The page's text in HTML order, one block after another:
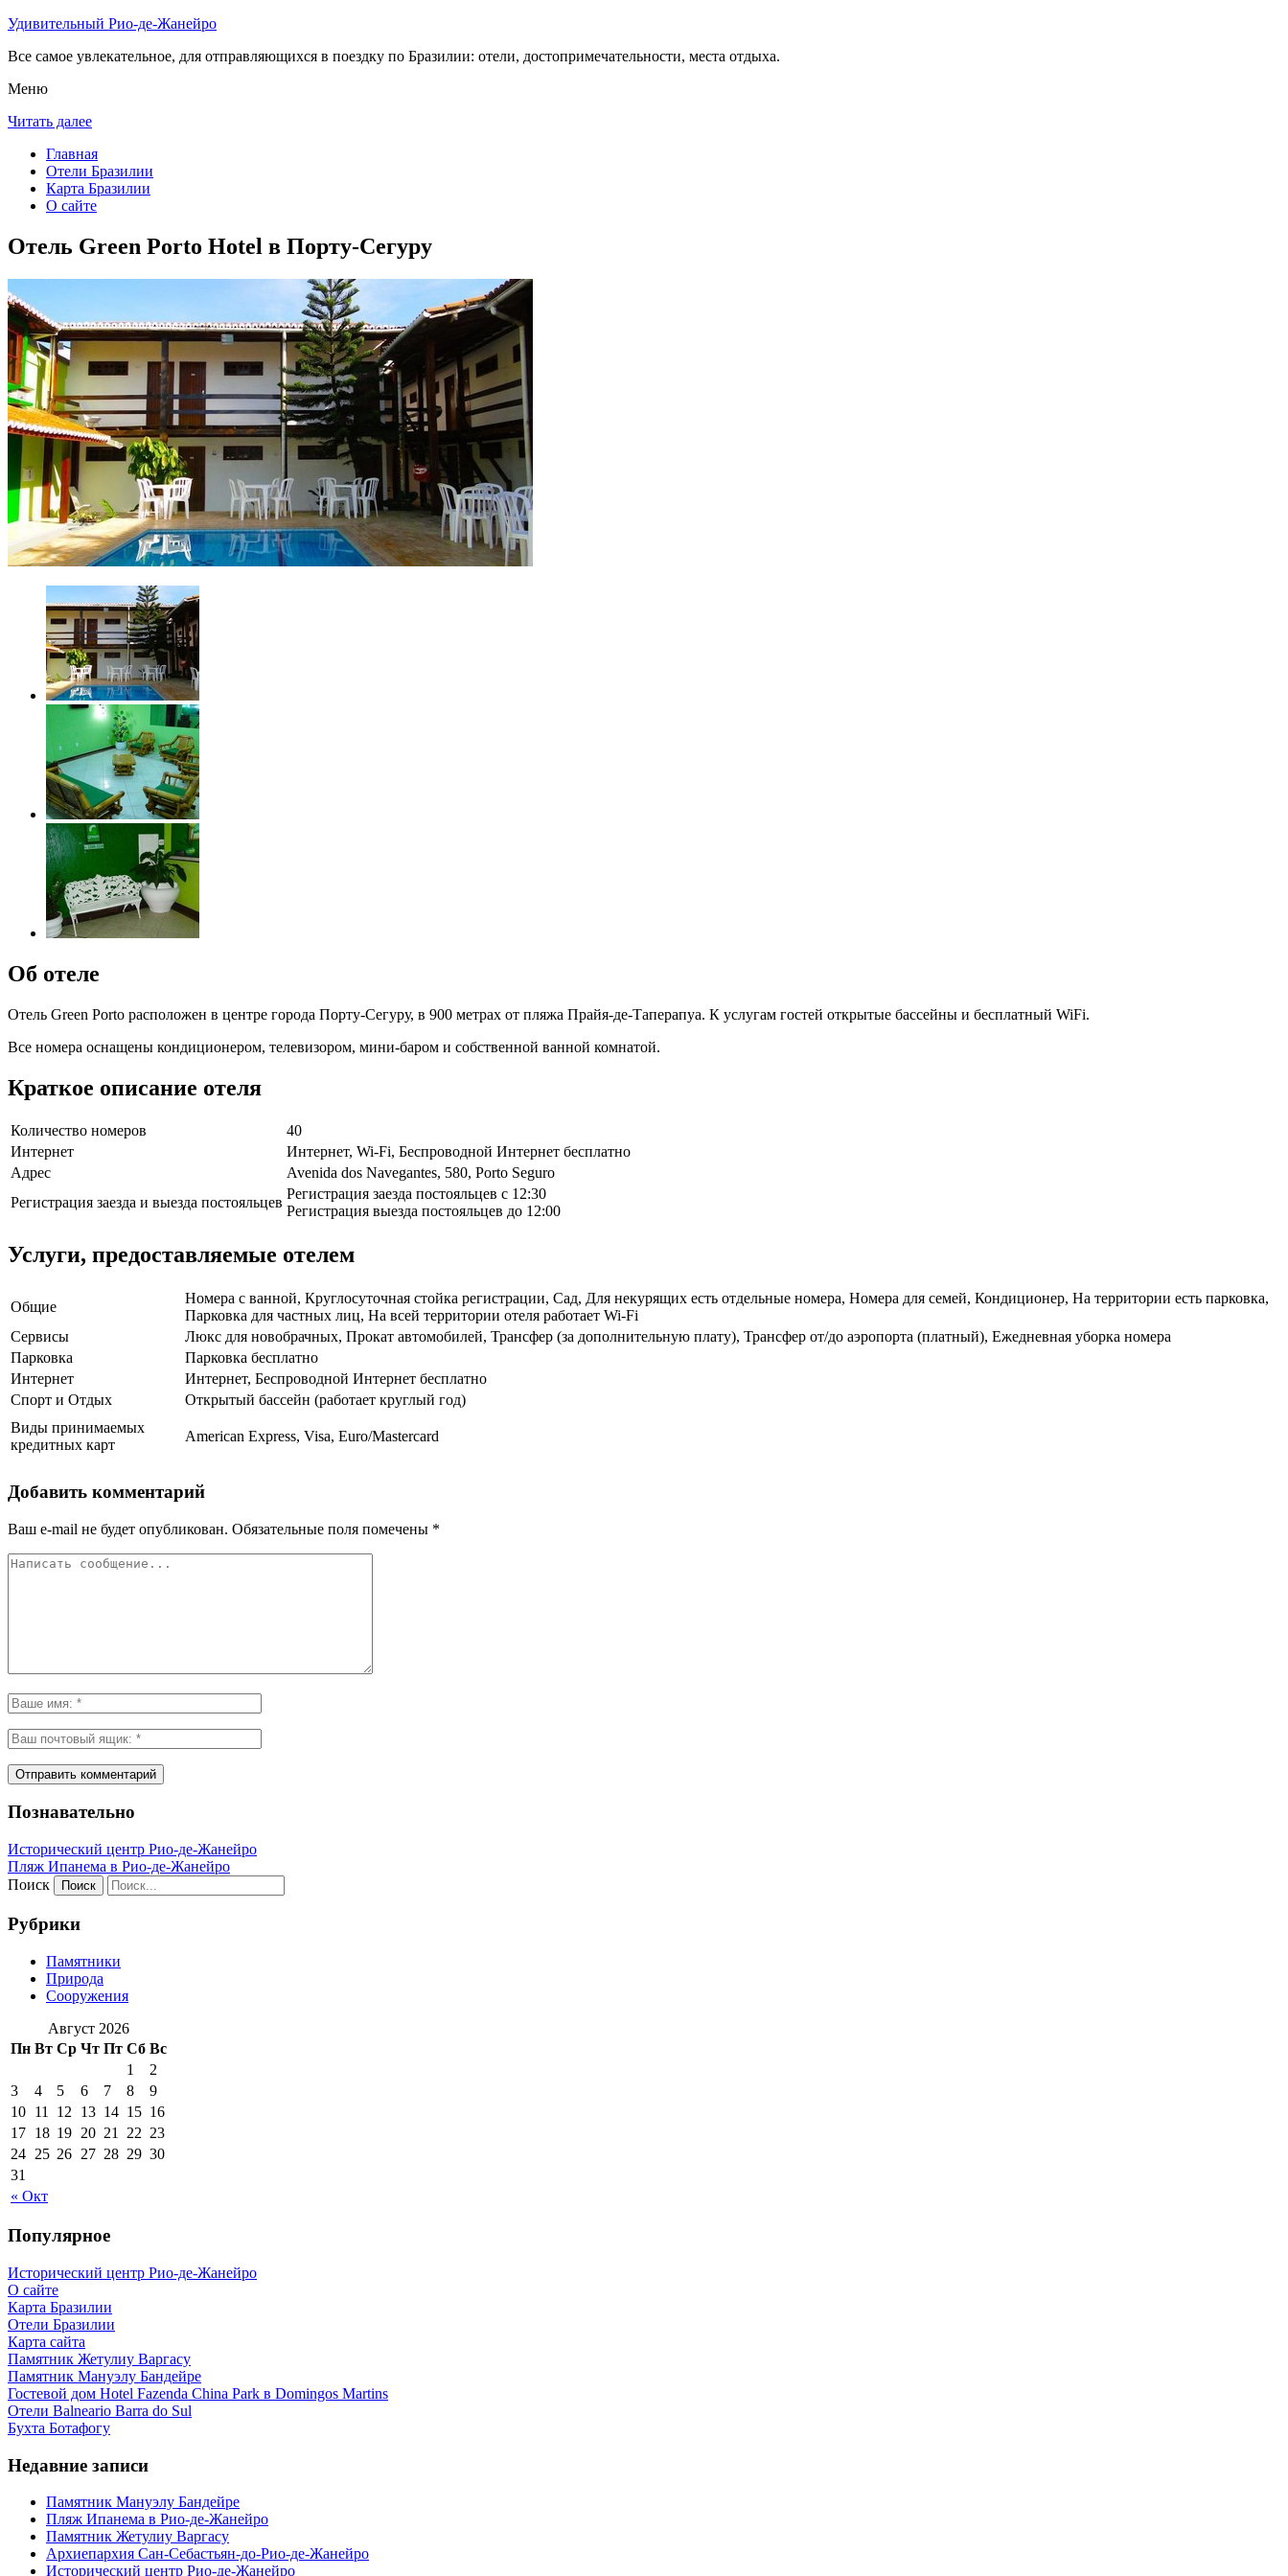
Удивительный Рио-де-Жанейро
Все самое увлекательное, для отправляющихся в поездку по Бразилии: отели, достопримечательности, места отдыха.
Меню
Читать далее
Главная
Отели Бразилии
Карта Бразилии
О сайте
Отель Green Porto Hotel в Порту-Сегуру
Об отеле
Отель Green Porto расположен в центре города Порту-Сегуру, в 900 метрах от пляжа Прайя-де-Таперапуа. К услугам гостей открытые бассейны и бесплатный WiFi.
Все номера оснащены кондиционером, телевизором, мини-баром и собственной ванной комнатой.
Краткое описание отеля
Количество номеров
40
Интернет
Интернет, Wi-Fi, Беспроводной Интернет бесплатно
Адрес
Avenida dos Navegantes, 580, Porto Seguro
Регистрация заезда и выезда постояльцев
Регистрация заезда постояльцев с 12:30
Регистрация выезда постояльцев до 12:00
Услуги, предоставляемые отелем
Общие
Номера с ванной, Круглосуточная стойка регистрации, Сад, Для некурящих есть отдельные номера, Номера для семей, Кондиционер, На территории есть парковка,
Парковка для частных лиц, На всей территории отеля работает Wi-Fi
Сервисы
Люкс для новобрачных, Прокат автомобилей, Трансфер (за дополнительную плату), Трансфер от/до аэропорта (платный), Ежедневная уборка номера
Парковка
Парковка бесплатно
Интернет
Интернет, Беспроводной Интернет бесплатно
Спорт и Отдых
Открытый бассейн (работает круглый год)
Виды принимаемых
кредитных карт
American Express, Visa, Euro/Mastercard
Добавить комментарий
Ваш e-mail не будет опубликован. Обязательные поля помечены *
Познавательно
Исторический центр Рио-де-Жанейро
Пляж Ипанема в Рио-де-Жанейро
Поиск
Рубрики
Памятники
Природа
Сооружения
Август 2026
Пн Вт Ср Чт Пт Сб Вс
« Окт
1
2
3
4 5 6 7 8
9
10 11 12 13 14 15 16
17 18 19 20 21 22 23
24 25 26 27 28 29 30
31
Популярное
Исторический центр Рио-де-Жанейро
О сайте
Карта Бразилии
Отели Бразилии
Карта сайта
Памятник Жетулиу Варгасу
Памятник Мануэлу Бандейре
Гостевой дом Hotel Fazenda China Park в Domingos Martins
Отели Balneario Barra do Sul
Бухта Ботафогу
Недавние записи
Памятник Мануэлу Бандейре
Пляж Ипанема в Рио-де-Жанейро
Памятник Жетулиу Варгасу
Архиепархия Сан-Себастьян-до-Рио-де-Жанейро
Исторический центр Рио-де-Жанейро